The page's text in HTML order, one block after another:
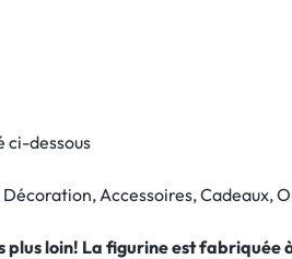
ci-dessous
Accessoires, Cadeaux,
plus loin! La figurine est